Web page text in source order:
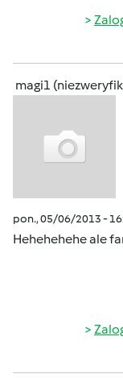
magi1
pon., 05/06/2013 -
Hehehehehe ale